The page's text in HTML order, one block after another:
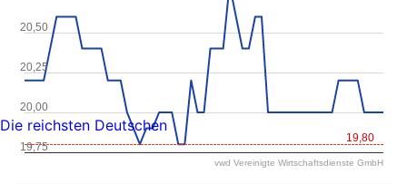
19,80
20,00
20,50
19,75
20,25
vwd Vereinigte Wirtschaftsdienste GmbH
Die reichsten Deutschen